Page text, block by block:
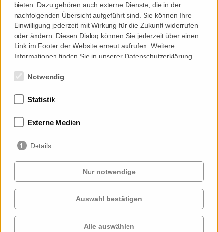
Mail:cochin@priedemann.net
Web: http://priedemann.net
Add to Contacts (Download .vcf)
Mitgliedschaften
Services
Cases
Auftraggeber
Projekte
bieten. Dazu gehören auch externe Dienste, die in der
nachfolgenden Übersicht aufgeführt sind. Sie können Ihre
Einwilligung jederzeit mit Wirkung für die Zukunft widerrufen
oder ändern. Diesen Dialog können Sie jederzeit über einen
Link im Footer der Website erneut aufrufen. Weitere
Informationen finden Sie in unserer Datenschutzerklärung.
Notwendig
Statistik
Externe Medien
Details
Nur notwendige
Auswahl bestätigen
Alle auswählen